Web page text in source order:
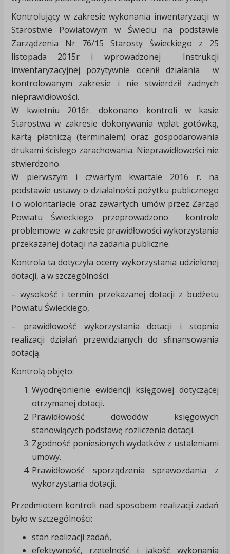
Kontrolujący w zakresie wykonania inwentaryzacji w
Starostwie Powiatowym w Świeciu na podstawie
Zarządzenia Nr 76/15 Starosty Świeckiego z 25
listopada 2015r i wprowadzonej Instrukcji
inwentaryzacyjnej pozytywnie ocenił działania w
kontrolowanym zakresie i nie stwierdził żadnych
nieprawidłowości.
W kwietniu 2016r. dokonano kontroli w kasie
Starostwa w zakresie dokonywania wpłat gotówką,
kartą płatniczą (terminalem) oraz gospodarowania
drukami ścisłego zarachowania. Nieprawidłowości nie
stwierdzono.
W pierwszym i czwartym kwartale 2016 r. na
podstawie ustawy o działalności pożytku publicznego
i o wolontariacie oraz zawartych umów przez Zarząd
Powiatu Świeckiego przeprowadzono kontrole
problemowe w zakresie prawidłowości wykorzystania
przekazanej dotacji na zadania publiczne.
Kontrola ta dotyczyła oceny wykorzystania udzielonej
dotacji, a w szczególności:
– wysokość i termin przekazanej dotacji z budżetu
Powiatu Świeckiego,
– prawidłowość wykorzystania dotacji i stopnia
realizacji działań przewidzianych do sfinansowania
dotacją.
Kontrolą objęto:
Wyodrębnienie ewidencji księgowej dotyczącej
otrzymanej dotacji.
Prawidłowość dowodów księgowych
stanowiących podstawę rozliczenia dotacji.
Zgodność poniesionych wydatków z ustaleniami
umowy.
Prawidłowość sporządzenia sprawozdania z
wykorzystania dotacji.
Przedmiotem kontroli nad sposobem realizacji zadań
było w szczególności:
stan realizacji zadań,
efektywność, rzetelność i jakość wykonania